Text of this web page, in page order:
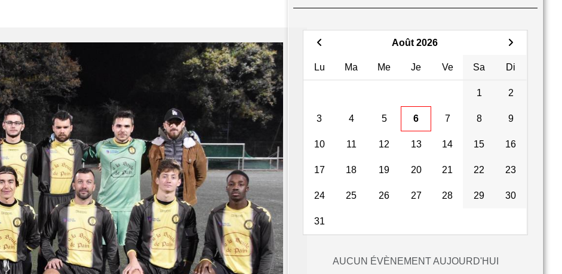
Août 2026
Lu Ma Me Je Ve Sa Di
1 2
3 4 5 6 7 8 9
10 11 12 13 14 15 16
17 18 19 20 21 22 23
24 25 26 27 28 29 30
31
AUCUN ÉVÈNEMENT AUJOURD'HUI